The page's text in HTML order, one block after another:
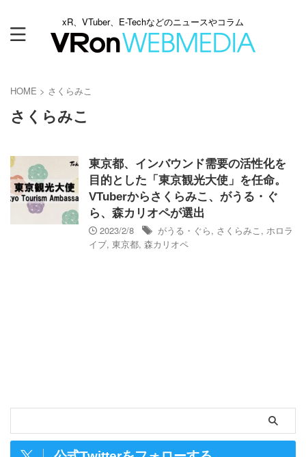
xR、VTuber、E-Techなどのニュースやコラム
HOME > さくらみこ
さくらみこ
東京都、インバウンド需要の活性化を
目的とした「東京観光大使」を任命。
VTuberからさくらみこ、がうる・ぐ
ら、森カリオペが選出
2023/2/8
がうる・ぐら, さくらみこ , ホロラ
イブ, 東京都, 森カリオペ